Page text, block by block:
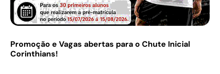
Promoção e Vagas abertas para o Chute Inicial
Corinthians!